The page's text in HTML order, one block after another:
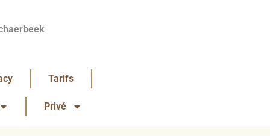
Tarifs
Privé